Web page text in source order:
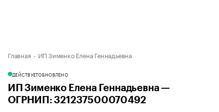
Главная ИП Зименко Елена Геннадьевна
ДЕЙСТВУЕТОБНОВЛЕНО
ИП Зименко Елена Геннадьевна —
ОГРНИП: 321237500070492